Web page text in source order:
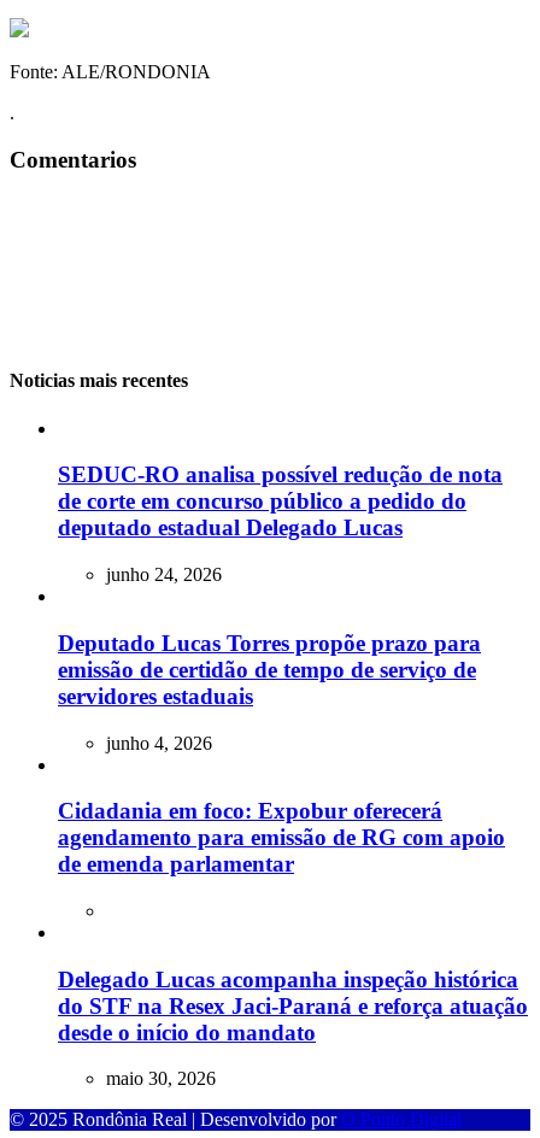
Fonte: ALE/RONDONIA
.
Comentarios
Noticias mais recentes
SEDUC-RO analisa possível redução de nota
de corte em concurso público a pedido do
deputado estadual Delegado Lucas
junho 24, 2026
Deputado Lucas Torres propõe prazo para
emissão de certidão de tempo de serviço de
servidores estaduais
junho 4, 2026
Cidadania em foco: Expobur oferecerá
agendamento para emissão de RG com apoio
de emenda parlamentar
Delegado Lucas acompanha inspeção histórica
do STF na Resex Jaci-Paraná e reforça atuação
desde o início do mandato
maio 30, 2026
© 2025 Rondônia Real | Desenvolvido por O Ponto Digital